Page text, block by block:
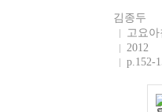
김종두
고요아
2012
p.152-